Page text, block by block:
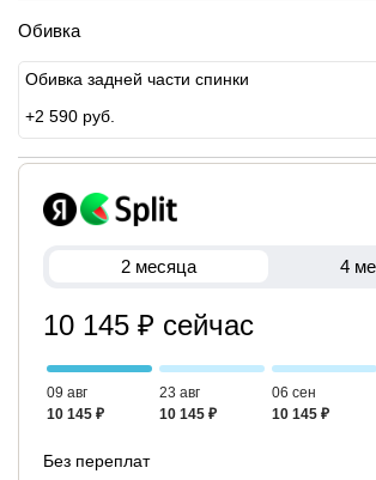
Обивка
Обивка задней части спинки
+2 590 руб.
2 месяца 4
10 145 ₽ сейчас
09 авг
10 145 ₽
23 авг
10 145 ₽
06 сен
10 145 ₽
Без переплат